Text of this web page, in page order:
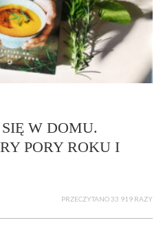
W DOMU.
PORY ROKU I
PRZECZYTANO 33 919 RAZY